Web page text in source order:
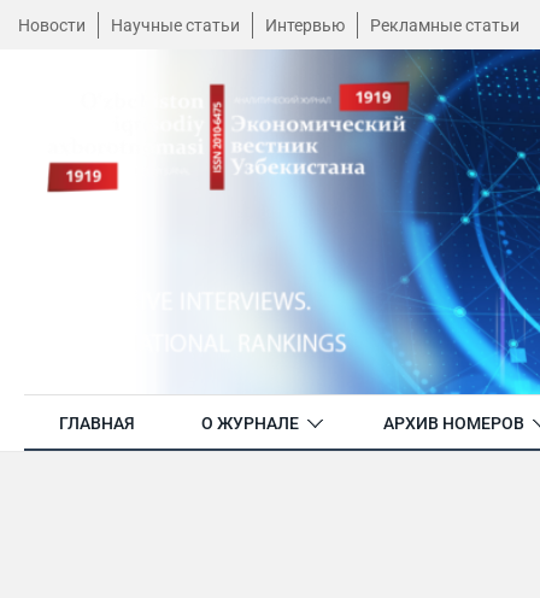
Новости Научные статьи Интервью Рекламные статьи
ГЛАВНАЯ О ЖУРНАЛЕ АРХИВ НОМЕРОВ